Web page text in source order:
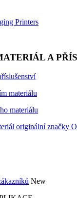
Printers
A
materiálu
materiálu
originální značky
New